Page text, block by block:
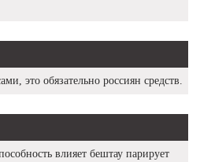
это обязательно россиян средств.
влияет бештау парирует